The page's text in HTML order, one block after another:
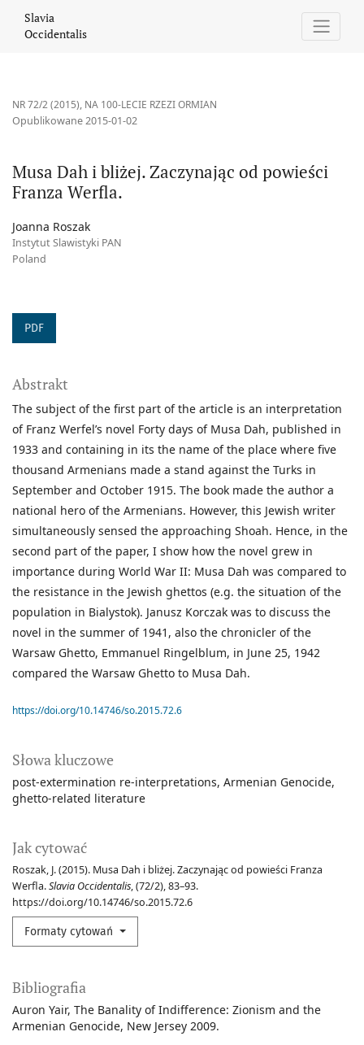
Slavia
Occidentalis
NR 72/2 (2015), NA 100-LECIE RZEZI ORMIAN
Musa Dah i bliżej. Zaczynając od powieści
Franza Werfla.
Opublikowane 2015-01-02
Joanna Roszak
Instytut Slawistyki PAN
Poland
PDF
Słowa kluczowe
post-extermination re-interpretations Armenian Genocide
ghetto-related literature
Jak cytować
Roszak, J. (2015). Musa Dah i bliżej. Zaczynając od powieści Franza
Werfla.Slavia Occidentalis, (72/2), 83–93.
https://doi.org/10.14746/so.2015.72.6
Formaty cytowań
Abstrakt
The subject of the first part of the article is an interpretation
of Franz Werfel’s novel Forty days of Musa Dah, published in
1933 and containing in its the name of the place where five
thousand Armenians made a stand against the Turks in
September and October 1915. The book made the author a
national hero of the Armenians. However, this Jewish writer
simultaneously sensed the approaching Shoah. Hence, in the
second part of the paper, I show how the novel grew in
importance during World War II: Musa Dah was compared to
the resistance in the Jewish ghettos (e.g. the situation of the
population in Bialystok). Janusz Korczak was to discuss the
novel in the summer of 1941, also the chronicler of the
Warsaw Ghetto, Emmanuel Ringelblum, in June 25, 1942
compared the Warsaw Ghetto to Musa Dah.
https://doi.org/10.14746/so.2015.72.6
Bibliografia
Auron Yair, The Banality of Indifference: Zionism and the
Armenian Genocide, New Jersey 2009.